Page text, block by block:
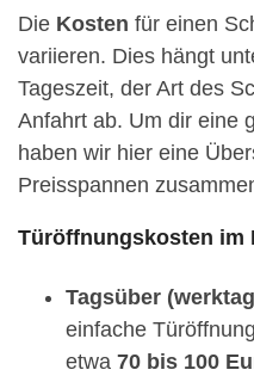
Die Kosten für einen
variieren. Dies hängt
Tageszeit, der Art des
Anfahrt ab. Um dir eine
haben wir hier eine
Preisspannen
Türöffnungskosten im
Tagsüber
einfache
etwa 70 bis 100